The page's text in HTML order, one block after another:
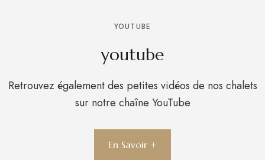
YOUTUBE
youtube
Retrouvez également des petites vidéos de nos chalets
sur notre chaîne YouTube
En Savoir +